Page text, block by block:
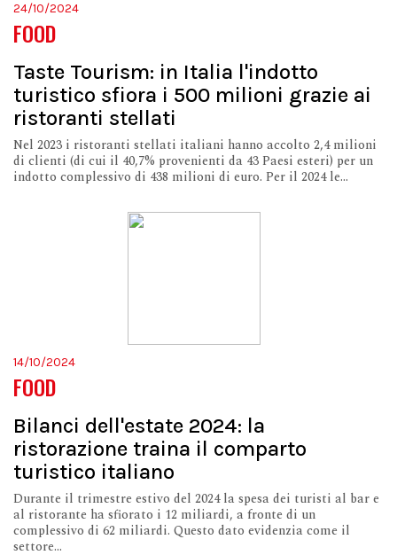
24/10/2024
FOOD
Taste Tourism: in Italia l'indotto
turistico sfiora i 500 milioni grazie ai
ristoranti stellati
Nel 2023 i ristoranti stellati italiani hanno accolto 2,4 milioni
di clienti (di cui il 40,7% provenienti da 43 Paesi esteri) per un
indotto complessivo di 438 milioni di euro. Per il 2024 le...
14/10/2024
FOOD
Bilanci dell'estate 2024: la
ristorazione traina il comparto
turistico italiano
Durante il trimestre estivo del 2024 la spesa dei turisti al bar e
al ristorante ha sfiorato i 12 miliardi, a fronte di un
complessivo di 62 miliardi. Questo dato evidenzia come il
settore...